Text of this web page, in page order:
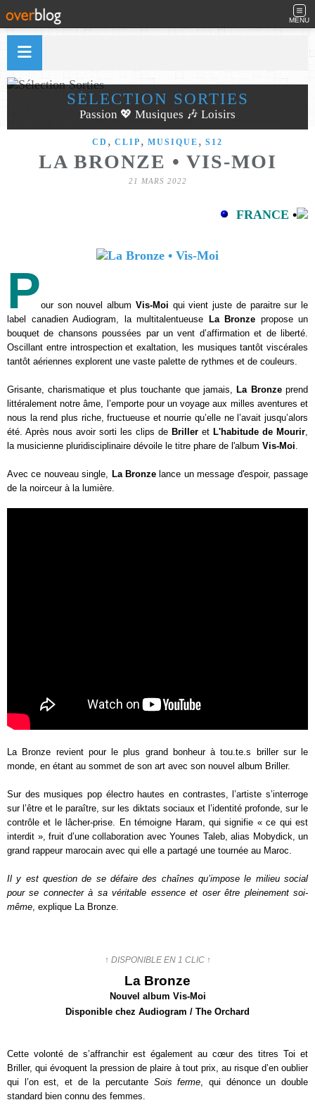
MENU
SÉLECTION SORTIES
Passion 💖 Musiques 🎶 Loisirs
CD , CLIP , MUSIQUE , S12
LA BRONZE • VIS-MOI
21 MARS 2022
FRANCE •
Pour son nouvel album Vis-Moi qui vient juste de paraitre sur le
label canadien Audiogram, la multitalentueuse
La Bronze propose un
bouquet de chansons poussées par un vent d’affirmation et de liberté.
Oscillant entre introspection et exaltation, les musiques tantôt viscérales
tantôt aériennes explorent une vaste palette de rythmes et de couleurs.
Grisante, charismatique et plus touchante que jamais, La Bronze prend
littéralement notre âme, l’emporte pour un voyage aux milles aventures et
nous la rend plus riche, fructueuse et nourrie qu’elle ne l’avait jusqu’alors
été. Après nous avoir sorti les clips de Briller et L'habitude de Mourir,
la musicienne pluridisciplinaire dévoile le titre phare de l'album Vis-Moi.
Avec ce nouveau single, La Bronze lance un message d'espoir, passage
de la noirceur à la lumière.
La Bronze revient pour le plus grand bonheur à tou.te.s briller sur le
monde, en étant au sommet de son art avec son nouvel album Briller.
Sur des musiques pop électro hautes en contrastes, l’artiste s’interroge
sur l’être et le paraître, sur les diktats sociaux et l’identité profonde, sur le
contrôle et le lâcher-prise. En témoigne Haram, qui signifie « ce qui est
interdit », fruit d’une collaboration avec Younes Taleb, alias Mobydick, un
grand rappeur marocain avec qui elle a partagé une tournée au Maroc.
Il y est question de se défaire des chaînes qu’impose le milieu social
pour se connecter à sa véritable essence et oser être pleinement soi-
même, explique La Bronze.
↑ DISPONIBLE EN 1 CLIC ↑
La Bronze
Nouvel album Vis-Moi
Disponible chez Audiogram / The Orchard
Cette volonté de s’affranchir est également au cœur des titres Toi et
Briller, qui évoquent la pression de plaire à tout prix, au risque d’en oublier
qui l’on est, et de la percutante Sois ferme, qui dénonce un double
standard bien connu des femmes.